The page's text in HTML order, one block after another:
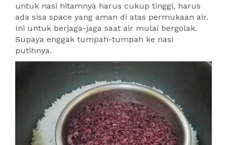
untuk nasi hitamnya harus cukup tinggi, harus
ada sisa space yang aman di atas permukaan air.
Ini untuk berjaga-jaga saat air mulai bergolak.
Supaya enggak tumpah-tumpah ke nasi
putihnya.